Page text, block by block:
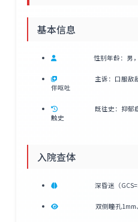
基本信息
性别年龄：男，
主诉：口服敌敌畏
伴呕吐
既往史：抑郁症病
触史
入院查体
深昏迷（GCS=5
双侧瞳孔1mm、